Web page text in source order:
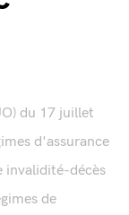
du 17 juillet
d'assurance
invalidité-décès
de